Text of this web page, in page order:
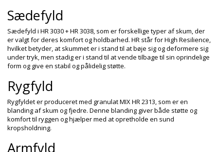
Sædefyld
Sædefyld i HR 3030 + HR 3038, som er forskellige typer af skum, der
er valgt for deres komfort og holdbarhed. HR står for High Resilience,
hvilket betyder, at skummet er i stand til at bøje sig og deformere sig
under tryk, men stadig er i stand til at vende tilbage til sin oprindelige
form og give en stabil og pålidelig støtte.
Rygfyld
Rygfyldet er produceret med granulat MIX HR 2313, som er en
blanding af skum og fjedre. Denne blanding giver både støtte og
komfort til ryggen og hjælper med at opretholde en sund
kropsholdning.
Armfyld